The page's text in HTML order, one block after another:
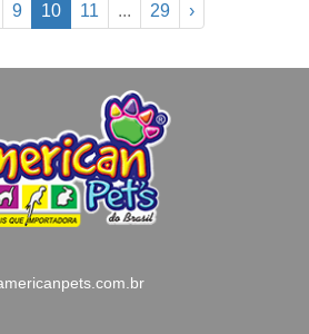
9 10 11 ... 29 ›